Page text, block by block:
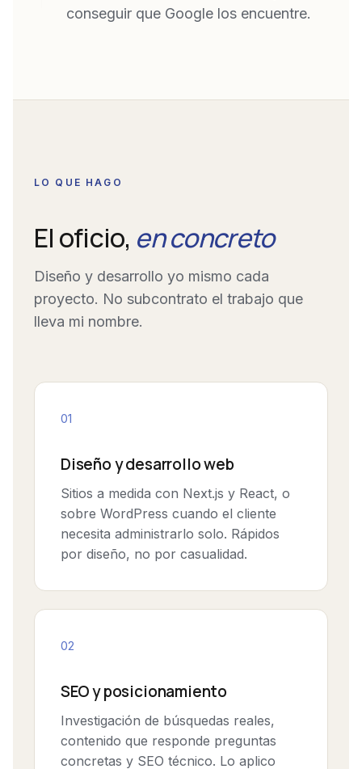
conseguir que Google los encuentre.
LO QUE HAGO
El oficio, en concreto
Diseño y desarrollo yo mismo cada
proyecto. No subcontrato el trabajo que
lleva mi nombre.
01
Diseño y desarrollo web
Sitios a medida con Next.js y React, o
sobre WordPress cuando el cliente
necesita administrarlo solo. Rápidos
por diseño, no por casualidad.
02
SEO y posicionamiento
Investigación de búsquedas reales,
contenido que responde preguntas
concretas y SEO técnico. Lo aplico